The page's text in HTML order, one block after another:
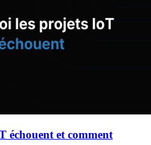
échouent et comment